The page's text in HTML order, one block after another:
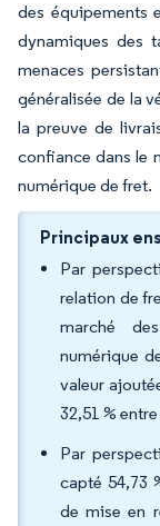
des équipements
dynamiques des
menaces
généralisée de la
la preuve de
confiance dans le
numérique de fret.
Principaux
Par
relation de
marché
numérique
valeur
32,51 %
Par
capté 54,73
de mise en